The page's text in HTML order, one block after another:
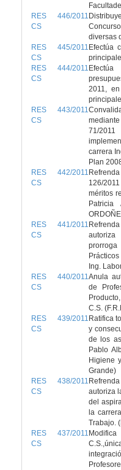
RES 446/2011
CS
diversas
RES 445/2011
CS
Efectúa
RES 444/2011
CS
2011,
RES 443/2011
CS
71/
carrera
Plan
RES 442/2011
CS
126/
méritos
RES 441/2011
CS
Ing.
RES 440/2011
CS
Anula
de
C.S.
RES 439/2011
CS
Ratifica
y
de los
Pablo
Higiene
Grande)
RES 438/2011
CS
autoriza
del
la
Trabajo.
RES 437/2011
CS